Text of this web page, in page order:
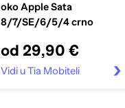
oko Apple Sata
8/7/SE/6/5/4 crno
od 29,90 €
Vidi u Tia Mobiteli